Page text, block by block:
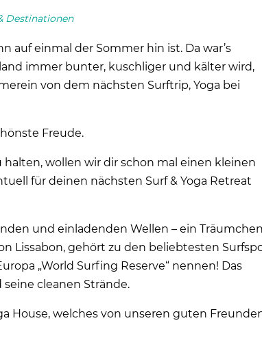
Destinationen
auf einmal der Sommer hin ist. Da war’s
immer bunter, kuschliger und kälter wird,
von dem nächsten Surftrip, Yoga bei
Freude.
wollen wir dir schon mal einen kleinen
für deinen nächsten Surf & Yoga Retreat
und einladenden Wellen – ein Träumchen
Lissabon, gehört zu den beliebtesten
„World Surfing Reserve“ nennen! Das
cleanen Strände.
House, welches von unseren guten